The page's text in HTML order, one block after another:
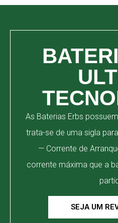
As Baterias Erbs
trata-se de uma sigla
— Corrente de
corrente máxima que a
SEJA UM